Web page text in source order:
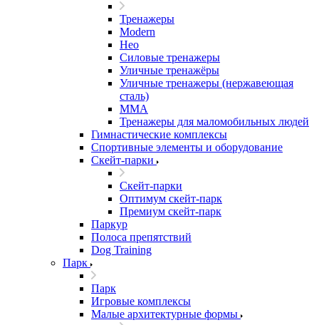
Тренажеры
Modern
Нео
Силовые тренажеры
Уличные тренажёры
Уличные тренажеры (нержавеющая
сталь)
ММА
Тренажеры для маломобильных людей
Гимнастические комплексы
Спортивные элементы и оборудование
Скейт-парки
Скейт-парки
Оптимум скейт-парк
Премиум скейт-парк
Паркур
Полоса препятствий
Dog Training
Парк
Парк
Игровые комплексы
Малые архитектурные формы